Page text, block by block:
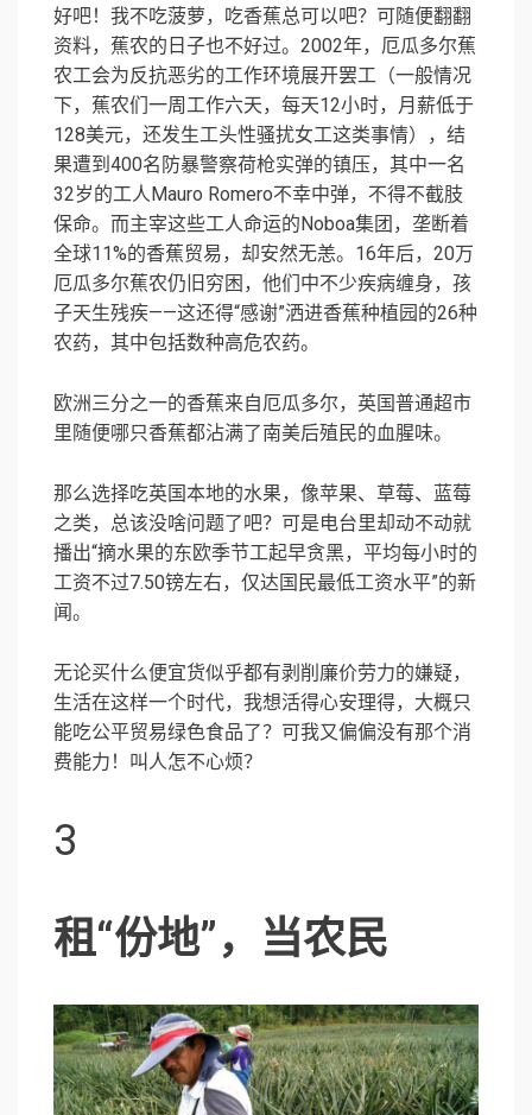
好吧！我不吃菠萝，吃香蕉总可以吧？可随便翻翻
资料，蕉农的日子也不好过。2002年，厄瓜多尔蕉
农工会为反抗恶劣的工作环境展开罢工（一般情况
下，蕉农们一周工作六天，每天12小时，月薪低于
128美元，还发生工头性骚扰女工这类事情），结
果遭到400名防暴警察荷枪实弹的镇压，其中一名
32岁的工人Mauro Romero不幸中弹，不得不截肢
保命。而主宰这些工人命运的Noboa集团，垄断着
全球11%的香蕉贸易，却安然无恙。16年后，20万
厄瓜多尔蕉农仍旧穷困，他们中不少疾病缠身，孩
子天生残疾——这还得“感谢”洒进香蕉种植园的26种
农药，其中包括数种高危农药。
欧洲三分之一的香蕉来自厄瓜多尔，英国普通超市
里随便哪只香蕉都沾满了南美后殖民的血腥味。
那么选择吃英国本地的水果，像苹果、草莓、蓝莓
之类，总该没啥问题了吧？可是电台里却动不动就
播出“摘水果的东欧季节工起早贪黑，平均每小时的
工资不过7.50镑左右，仅达国民最低工资水平”的新
闻。
无论买什么便宜货似乎都有剥削廉价劳力的嫌疑，
生活在这样一个时代，我想活得心安理得，大概只
能吃公平贸易绿色食品了？可我又偏偏没有那个消
费能力！叫人怎不心烦？
3
租“份地”，当农民